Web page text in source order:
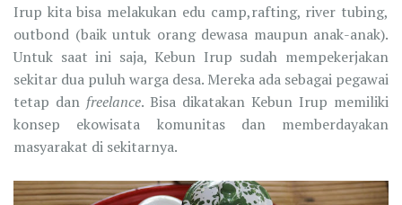
Irup kita bisa melakukan edu camp,rafting, river tubing,
outbond (baik untuk orang dewasa maupun anak-anak).
Untuk saat ini saja, Kebun Irup sudah mempekerjakan
sekitar dua puluh warga desa. Mereka ada sebagai pegawai
tetap dan freelance. Bisa dikatakan Kebun Irup memiliki
konsep ekowisata komunitas dan memberdayakan
masyarakat di sekitarnya.